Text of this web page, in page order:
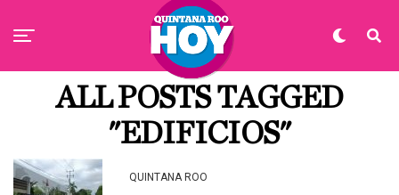
ALL POSTS TAGGED
"EDIFICIOS"
QUINTANA ROO